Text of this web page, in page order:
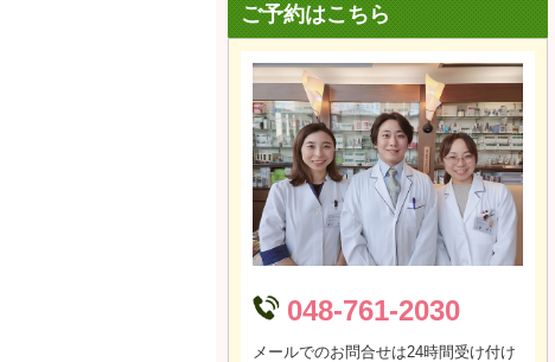
ご予約はこちら
048-761-2030
メールでのお問合せは24時間受け付け